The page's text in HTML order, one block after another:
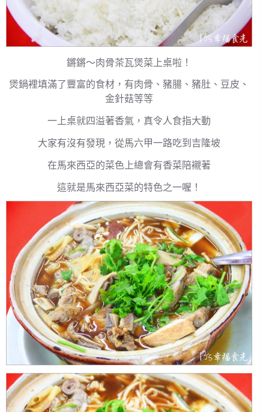
鏘鏘～肉骨茶瓦煲菜上桌啦！
煲鍋裡填滿了豐富的食材，有肉骨、豬腸、豬肚、豆皮、
金針菇等等
一上桌就四溢著香氣，真令人食指大動
大家有沒有發現，從馬六甲一路吃到吉隆坡
在馬來西亞的菜色上總會有香菜陪襯著
這就是馬來西亞菜的特色之一喔！